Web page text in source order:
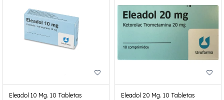
Eleadol 10 Mg. 10 Tabletas Eleadol 20 Mg. 10 Tabletas